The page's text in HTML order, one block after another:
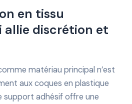
en tissu
discrétion et
matériau principal n’est
aux coques en plastique
support adhésif offre une